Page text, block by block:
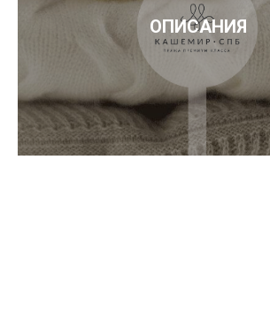
ОПИСАНИЯ